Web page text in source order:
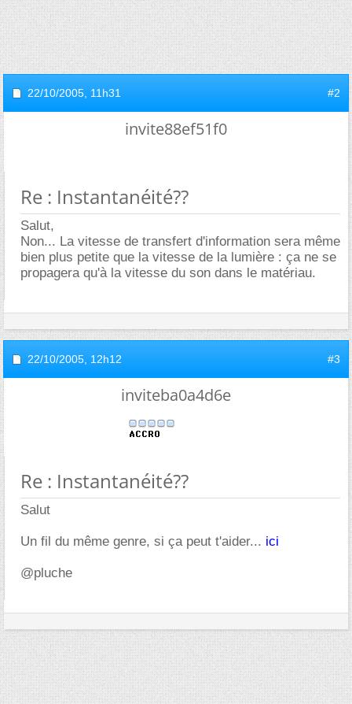
22/10/2005, 11h31 #2
invite88ef51f0
Re : Instantanéité??
Salut,
Non... La vitesse de transfert d'information sera même
bien plus petite que la vitesse de la lumière : ça ne se
propagera qu'à la vitesse du son dans le matériau.
22/10/2005, 12h12 #3
inviteba0a4d6e
Re : Instantanéité??
Salut
Un fil du même genre, si ça peut t'aider... ici
@pluche